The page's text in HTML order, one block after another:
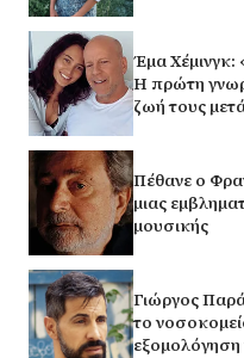
Έμα Χέμινγκ:
Η πρώτη
ζωή τους
Πέθανε ο
μιας
μουσικής
Γιώργος
το
εξομολόγηση